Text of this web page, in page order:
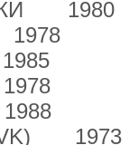
1980
1973